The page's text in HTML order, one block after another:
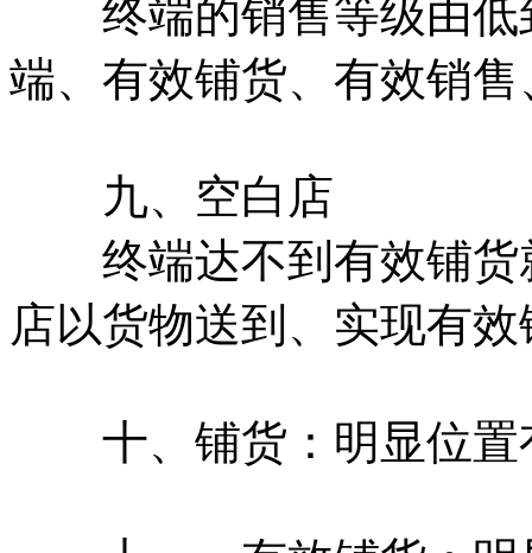
终端的销售等级由低
端、有效铺货、有效销
九、空白店
终端达不到有效铺货
店以货物送到、实现有
十、铺货：明显位置